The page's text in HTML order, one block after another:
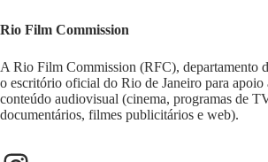
Rio Film Commission
A Rio Film Commission (RFC), departamento
o escritório oficial do Rio de Janeiro para apoio
conteúdo audiovisual (cinema, programas de
documentários, filmes publicitários e web).